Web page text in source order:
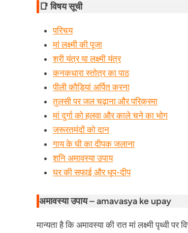
📑 विषय सूची
परिचय
मां लक्ष्मी की पूजा
श्री यंत्र या लक्ष्मी यंत्र
कनकधारा स्तोत्र का पाठ
पीली कौड़ियां अर्पित करना
तुलसी पर जल चढ़ाना और परिक्रमा
मां दुर्गा को हलवा और काले चने का भोग
जरूरतमंदों को दान
गाय के घी का दीपक जलाना
शनि अमावस्या उपाय
घर की सफाई और धूप-दीप
अमावस्या उपाय – amavasya ke upay
मान्यता है कि अमावस्या की रात मां लक्ष्मी